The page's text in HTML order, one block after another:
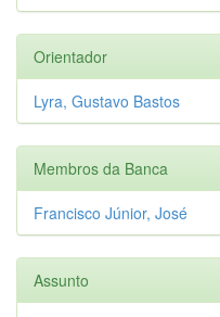
Orientador
Lyra, Gustavo Bastos
Membros da Banca
Francisco Júnior, José
Assunto